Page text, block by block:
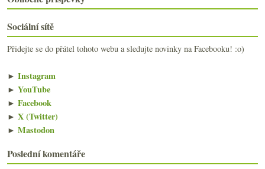
Výsledky ankety „Při nákupu vína se nejčastěji říd...
Francie versus Morava – 3:0
Japonsko, Francie i Čechy… víkendové snoubení
Hudba a víno podruhé
Tak nakonec přece… výsledky fotosoutěže
Soufflé a polosladký Sylván
Svíčková Wellington a mladý hrabě Talbot
Risotto, rizoto a čas bílých vín
►května
►března(19)
Sociální sítě
Přidejte se do přátel tohoto webu a sledujte novinky na Facebooku! :o)
► Instagram
► YouTube
► Facebook
► X (Twitter)
► Mastodon
Poslední komentáře